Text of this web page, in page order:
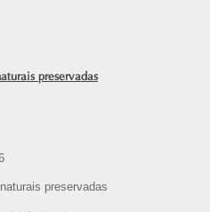
preservadas
preservadas